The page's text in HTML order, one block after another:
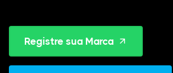
Registre sua Marca